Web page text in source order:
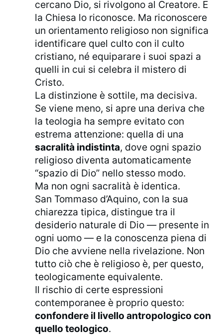
cercano Dio, si rivolgono al Creatore. E
la Chiesa lo riconosce. Ma riconoscere
un orientamento religioso non significa
identificare quel culto con il culto
cristiano, né equiparare i suoi spazi a
quelli in cui si celebra il mistero di
Cristo.
La distinzione è sottile, ma decisiva.
Se viene meno, si apre una deriva che
la teologia ha sempre evitato con
estrema attenzione: quella di una
sacralità indistinta, dove ogni spazio
religioso diventa automaticamente
“spazio di Dio” nello stesso modo.
Ma non ogni sacralità è identica.
San Tommaso d’Aquino, con la sua
chiarezza tipica, distingue tra il
desiderio naturale di Dio — presente in
ogni uomo — e la conoscenza piena di
Dio che avviene nella rivelazione. Non
tutto ciò che è religioso è, per questo,
teologicamente equivalente.
Il rischio di certe espressioni
contemporanee è proprio questo:
confondere il livello antropologico con
quello teologico.